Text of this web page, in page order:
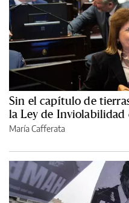
Sin el capítulo de
la Ley de Inviolabilidad
María Cafferata